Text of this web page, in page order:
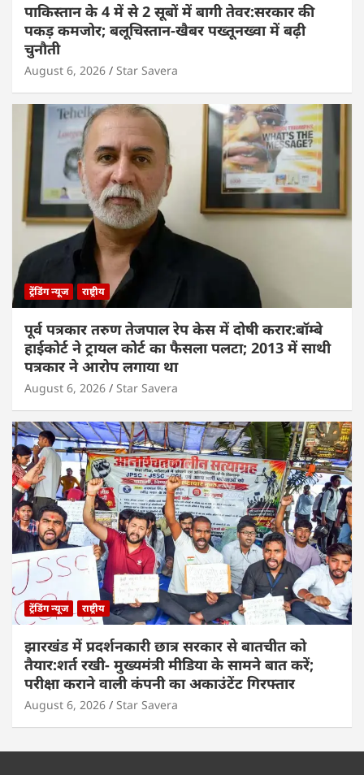
पाकिस्तान के 4 में से 2 सूबों में बागी तेवर:सरकार की
पकड़ कमजोर; बलूचिस्तान-खैबर पख्तूनख्वा में बढ़ी
चुनौती
August 6, 2026 Star Savera
ट्रेंडिंग न्यूज राष्ट्रीय
पूर्व पत्रकार तरुण तेजपाल रेप केस में दोषी करार:बॉम्बे
हाईकोर्ट ने ट्रायल कोर्ट का फैसला पलटा; 2013 में साथी
पत्रकार ने आरोप लगाया था
August 6, 2026 Star Savera
ट्रेंडिंग न्यूज राष्ट्रीय
झारखंड में प्रदर्शनकारी छात्र सरकार से बातचीत को
तैयार:शर्त रखी- मुख्यमंत्री मीडिया के सामने बात करें;
परीक्षा कराने वाली कंपनी का अकाउंटेंट गिरफ्तार
August 6, 2026 Star Savera